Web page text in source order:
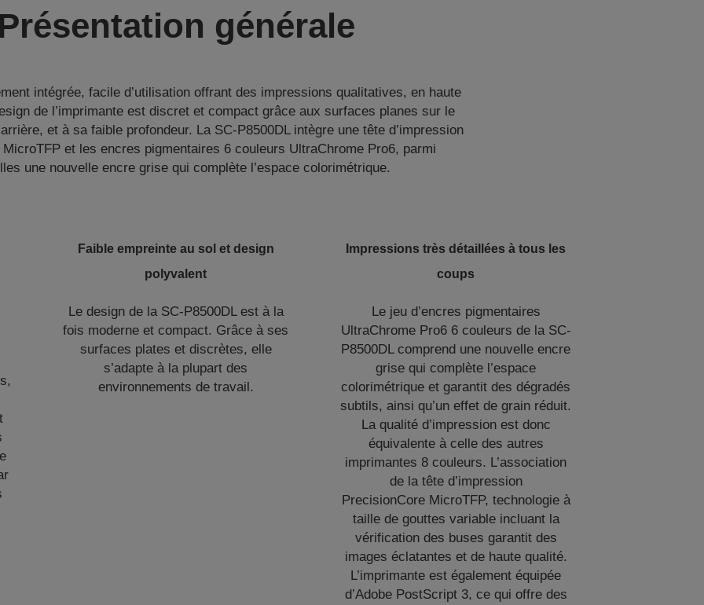
générale
intégrée, facile d’utilisation offrant des impressions qualitatives, en haute
de l’imprimante est discret et compact grâce aux surfaces planes sur le
et à sa faible profondeur. La SC-P8500DL intègre une tête d’impression
et les encres pigmentaires 6 couleurs UltraChrome Pro6, parmi
une nouvelle encre grise qui complète l’espace colorimétrique.
Faible empreinte au sol et design
polyvalent
Le design de la SC-P8500DL est à la
fois moderne et compact. Grâce à ses
surfaces plates et discrètes, elle
s’adapte à la plupart des
environnements de travail.
Impressions très détaillées à tous les
coups
Le jeu d’encres pigmentaires
UltraChrome Pro6 6 couleurs de la SC-
P8500DL comprend une nouvelle encre
grise qui complète l’espace
colorimétrique et garantit des dégradés
subtils, ainsi qu’un effet de grain réduit.
La qualité d’impression est donc
équivalente à celle des autres
imprimantes 8 couleurs. L’association
de la tête d’impression
PrecisionCore MicroTFP, technologie à
taille de gouttes variable incluant la
vérification des buses garantit des
images éclatantes et de haute qualité.
L’imprimante est également équipée
d’Adobe PostScript 3, ce qui offre des